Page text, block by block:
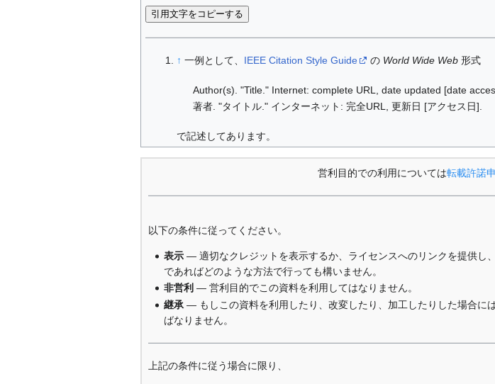
引用文字をコピーする
↑ 一例として、 IEEE Citation Style Guide の World Wide Web 形式
Author(s). "Title." Internet: complete URL, date updated [date
著者. "タイトル." インターネット: 完全URL, 更新日 [アクセス日].
で記述してあります。
営利目的での利用については転載許諾
以下の条件に従ってください。
表示 — 適切なクレジットを表示するか、ライセンスへのリンクを提供し
であればどのような方法で行っても構いません。
非営利 — 営利目的でこの資料を利用してはなりません。
継承 — もしこの資料を利用したり、改変したり、加工したりした場合に
ばなりません。
上記の条件に従う場合に限り、